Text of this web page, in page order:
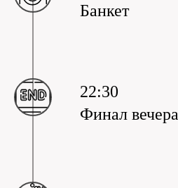
Банкет
22:30
Финал вечера